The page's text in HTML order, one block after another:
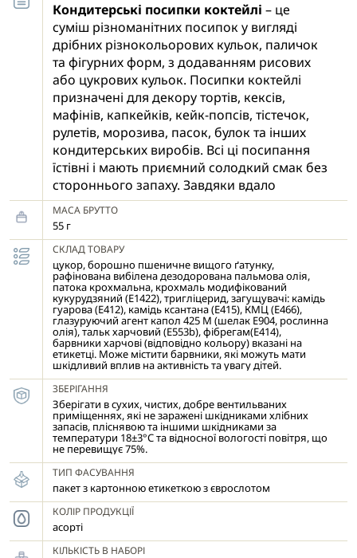
Кондитерські посипки коктейлі – це
суміш різноманітних посипок у вигляді
дрібних різнокольорових кульок, паличок
та фігурних форм, з додаванням рисових
або цукрових кульок. Посипки коктейлі
призначені для декору тортів, кексів,
мафінів, капкейків, кейк-попсів, тістечок,
рулетів, морозива, пасок, булок та інших
кондитерських виробів. Всі ці посипання
їстівні і мають приємний солодкий смак без
стороннього запаху. Завдяки вдало
підібраним кольорам і різноманітності
форм, такі посипання допоможуть
створити унікальні кондитерські шедеври і
втілити в них найсміливіші фантазії.
Декоративні посипки досить просто
нанести на поверхню готових виробів,
змащену кремом, мусом, глазур'ю, джемом
і т.д.
МАСА БРУТТО
55 г
СКЛАД ТОВАРУ
цукор, борошно пшеничне вищого ґатунку,
рафінована вибілена дезодорована пальмова олія,
патока крохмальна, крохмаль модифікований
кукурудзяний (Е1422), тригліцерид, загущувачі: камідь
гуарова (Е412), камідь ксантана (Е415), КМЦ (Е466),
глазуруючий агент капол 425 М (шелак Е904, рослинна
олія), тальк харчовий (Е553b), фібрегам(Е414),
барвники харчові (відповідно кольору) вказані на
етикетці. Може містити барвники, які можуть мати
шкідливий вплив на активність та увагу дітей.
ЗБЕРІГАННЯ
Зберігати в сухих, чистих, добре вентильваних
приміщеннях, які не заражені шкідниками хлібних
запасів, пліснявою та іншими шкідниками за
температури 18±3°С та відносної вологості повітря, що
не перевищує 75%.
ТИП ФАСУВАННЯ
пакет з картонною етикеткою з єврослотом
КОЛІР ПРОДУКЦІЇ
асорті
КІЛЬКІСТЬ В НАБОРІ